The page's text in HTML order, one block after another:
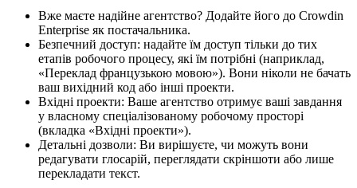
Вже маєте надійне агентство? Додайте його до Crowdin
Enterprise як постачальника.
Безпечний доступ: надайте їм доступ тільки до тих
етапів робочого процесу, які їм потрібні (наприклад,
«Переклад французькою мовою»). Вони ніколи не бачать
ваш вихідний код або інші проекти.
Вхідні проекти: Ваше агентство отримує ваші завдання
у власному спеціалізованому робочому просторі
(вкладка «Вхідні проекти»).
Детальні дозволи: Ви вирішуєте, чи можуть вони
редагувати глосарій, переглядати скріншоти або лише
перекладати текст.